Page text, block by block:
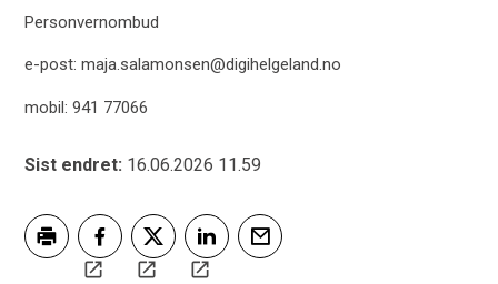
Personvernombud
e-post: maja.salamonsen@digihelgeland.no
mobil: 941 77066
Sist endret 16.06.2026 11.59
Del på Facebook
Del på TwitterDel på LinkedIn